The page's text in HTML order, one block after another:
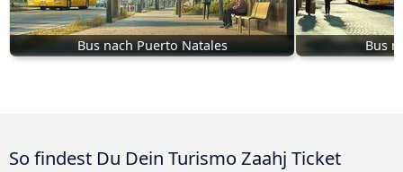
Bus nach Puerto Natales Bus
So findest Du Dein Turismo Zaahj Ticket